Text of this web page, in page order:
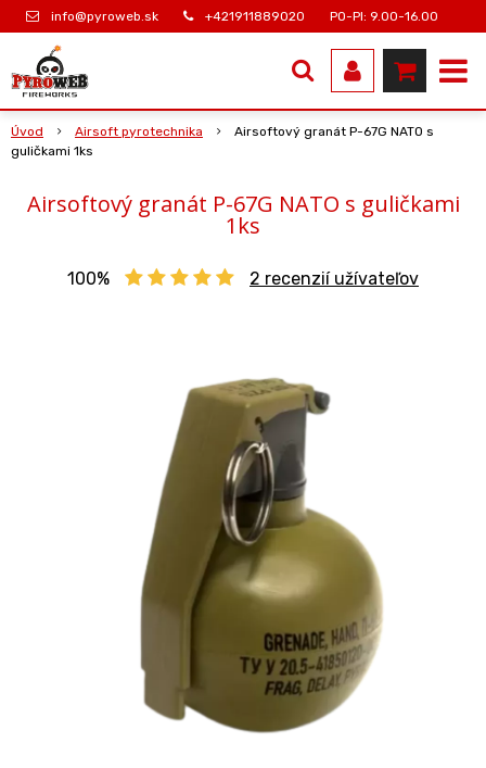
info@pyroweb.sk +421911889020 PO-PI: 9.00-16.00
Úvod Airsoft pyrotechnika
Airsoftový granát P-67G NATO s
guličkami 1ks
Airsoftový granát P-67G NATO s guličkami
1ks
100% 2 recenzií užívateľov